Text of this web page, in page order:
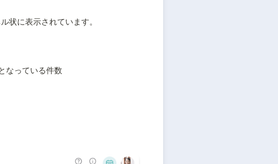
状に表示されています。
なっている件数